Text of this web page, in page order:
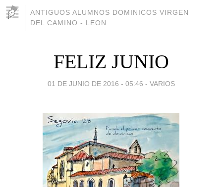
ANTIGUOS ALUMNOS DOMINICOS VIRGEN
DEL CAMINO - LEON
FELIZ JUNIO
01 DE JUNIO DE 2016 - 05:46 - VARIOS